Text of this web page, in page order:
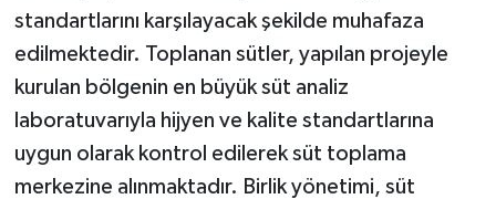
standartlarını karşılayacak şekilde muhafaza
edilmektedir. Toplanan sütler, yapılan projeyle
kurulan bölgenin en büyük süt analiz
laboratuvarıyla hijyen ve kalite standartlarına
uygun olarak kontrol edilerek süt toplama
merkezine alınmaktadır. Birlik yönetimi, süt